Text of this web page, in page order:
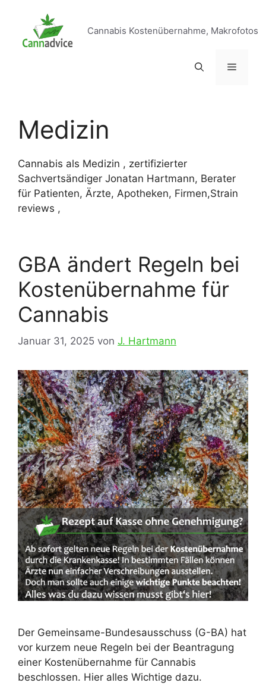
springen
Cannabis Kostenübernahme, Makrofotos
Menü
Medizin
Cannabis als Medizin , zertifizierter
Sachvertsändiger Jonatan Hartmann, Berater
für Patienten, Ärzte, Apotheken, Firmen,Strain
reviews ,
GBA ändert Regeln bei
Kostenübernahme für
Cannabis
Januar 31, 2025 von J. Hartmann
Der Gemeinsame-Bundesausschuss (G-BA) hat
vor kurzem neue Regeln bei der Beantragung
einer Kostenübernahme für Cannabis
beschlossen. Hier alles Wichtige dazu.